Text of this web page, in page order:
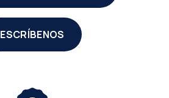
ESCRÍBENOS